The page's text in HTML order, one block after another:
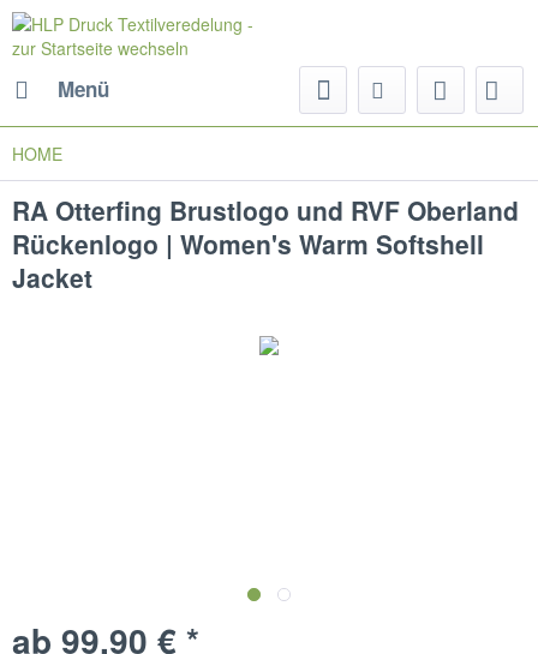
Menü
HOME
RA Otterfing Brustlogo und RVF Oberland
Rückenlogo | Women's Warm Softshell
Jacket
ab 99,90 € *